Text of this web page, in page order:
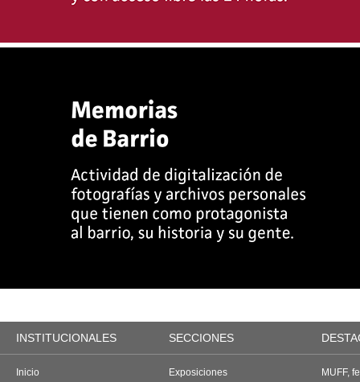
INSTITUCIONALES SECCIONES
Inicio
Exposiciones
MUFF,